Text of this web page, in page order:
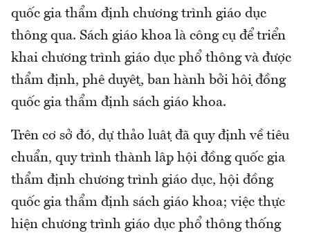
quốc gia thẩm định chương trình giáo dục
thông qua. Sách giáo khoa là công cụ để triển
khai chương trình giáo dục phổ thông và được
thẩm định, phê duyệt, ban hành bởi hội đồng
quốc gia thẩm định sách giáo khoa.
Trên cơ sở đó, dự thảo luật đã quy định về tiêu
chuẩn, quy trình thành lập hội đồng quốc gia
thẩm định chương trình giáo dục, hội đồng
quốc gia thẩm định sách giáo khoa; việc thực
hiện chương trình giáo dục phổ thông thống